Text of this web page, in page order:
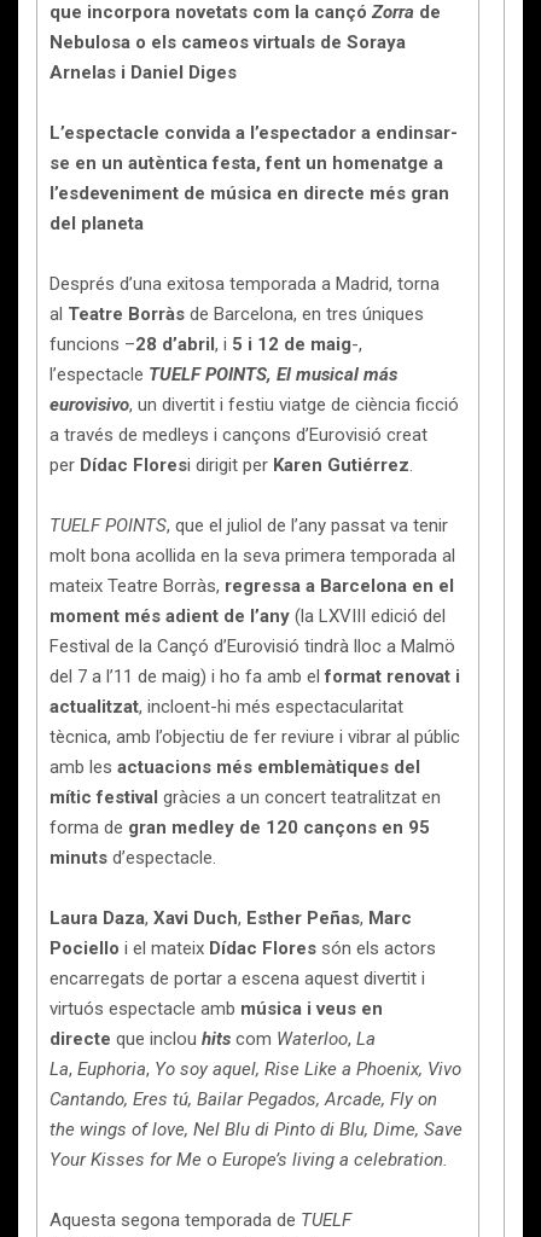
que incorpora novetats com la cançóZorra de
Nebulosa o els cameos virtuals de Soraya
Arnelas i Daniel Diges
L’espectacle convida a l’espectador a endinsar-
se en un autèntica festa, fent un homenatge a
l’esdeveniment de música en directe més gran
del planeta
Després d’una exitosa temporada a Madrid, torna
al Teatre Borràs de Barcelona, en tres úniques
funcions –28 d’abril, i 5 i 12 de maig-,
l’espectacle TUELF POINTS, El musical más
eurovisivo, un divertit i festiu viatge de ciència ficció
a través de medleys i cançons d’Eurovisió creat
per Dídac Floresi dirigit per Karen Gutiérrez.
TUELF POINTS, que el juliol de l’any passat va tenir
molt bona acollida en la seva primera temporada al
mateix Teatre Borràs, regressa a Barcelona en el
moment més adient de l’any (la LXVIII edició del
Festival de la Cançó d’Eurovisió tindrà lloc a Malmö
del 7 a l’11 de maig) i ho fa amb elformat renovat i
actualitzat, incloent-hi més espectacularitat
tècnica, amb l’objectiu de fer reviure i vibrar al públic
amb les actuacions més emblemàtiques del
mític festival gràcies a un concert teatralitzat en
forma de gran medley de 120 cançons en 95
minuts d’espectacle.
Laura Daza, Xavi Duch, Esther Peñas, Marc
Pociello i el mateix Dídac Flores són els actors
encarregats de portar a escena aquest divertit i
virtuós espectacle amb música i veus en
directe que inclou hits com Waterloo, La
La, Euphoria, Yo soy aquel, Rise Like a Phoenix, Vivo
Cantando, Eres tú, Bailar Pegados, Arcade, Fly on
the wings of love, Nel Blu di Pinto di Blu, Dime, Save
Your Kisses for Me o Europe’s living a celebration.
Aquesta segona temporada de TUELF